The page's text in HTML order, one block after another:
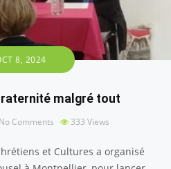
8, 2024
malgré tout
Comments 333 Views
et Cultures a organisé